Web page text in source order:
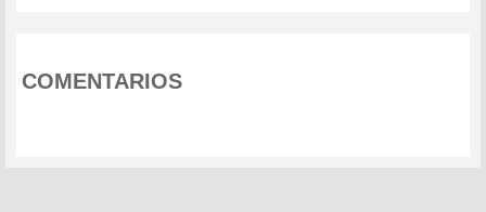
COMENTARIOS